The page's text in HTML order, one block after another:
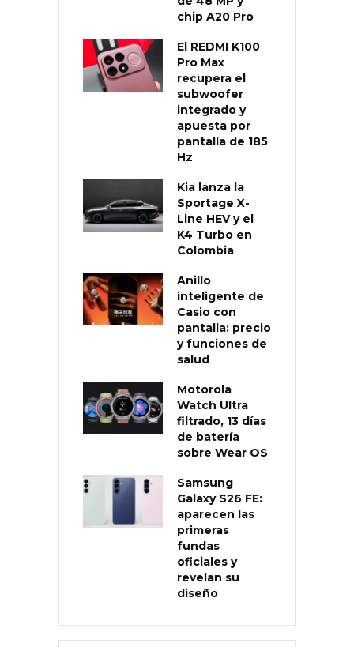
chip A20 Pro
El REDMI K100
Pro Max
recupera el
subwoofer
integrado y
apuesta por
pantalla de 185
Hz
Kia lanza la
Sportage X-
Line HEV y el
K4 Turbo en
Colombia
Anillo
inteligente de
Casio con
pantalla: precio
y funciones de
salud
Motorola
Watch Ultra
filtrado, 13 días
de batería
sobre Wear OS
Samsung
Galaxy S26 FE:
aparecen las
primeras
fundas
oficiales y
revelan su
diseño